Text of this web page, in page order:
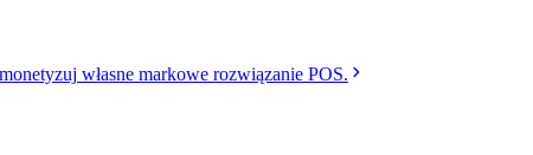
własne markowe rozwiązanie POS.